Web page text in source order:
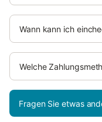
Wann kann ich
Welche
Fragen Sie etwas